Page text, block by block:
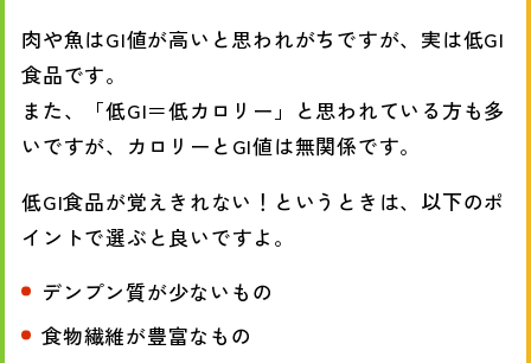
肉や魚はGI値が高いと思われがちですが、実は低GI
食品です。
また、「低GI＝低カロリー」と思われている方も多
いですが、カロリーとGI値は無関係です。
低GI食品が覚えきれない！というときは、以下のポ
イントで選ぶと良いですよ。
デンプン質が少ないもの
食物繊維が豊富なもの